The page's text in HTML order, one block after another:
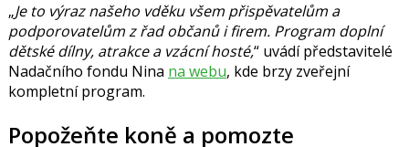
Je to výraz našeho vděku všem přispěvatelům a
podporovatelům z řad občanů i firem. Program doplní
dětské dílny, atrakce a vzácní hosté, uvádí představitelé
Nadačního fondu Nina na webu, kde brzy zveřejní
kompletní program.
Popožeňte koně a pomozte